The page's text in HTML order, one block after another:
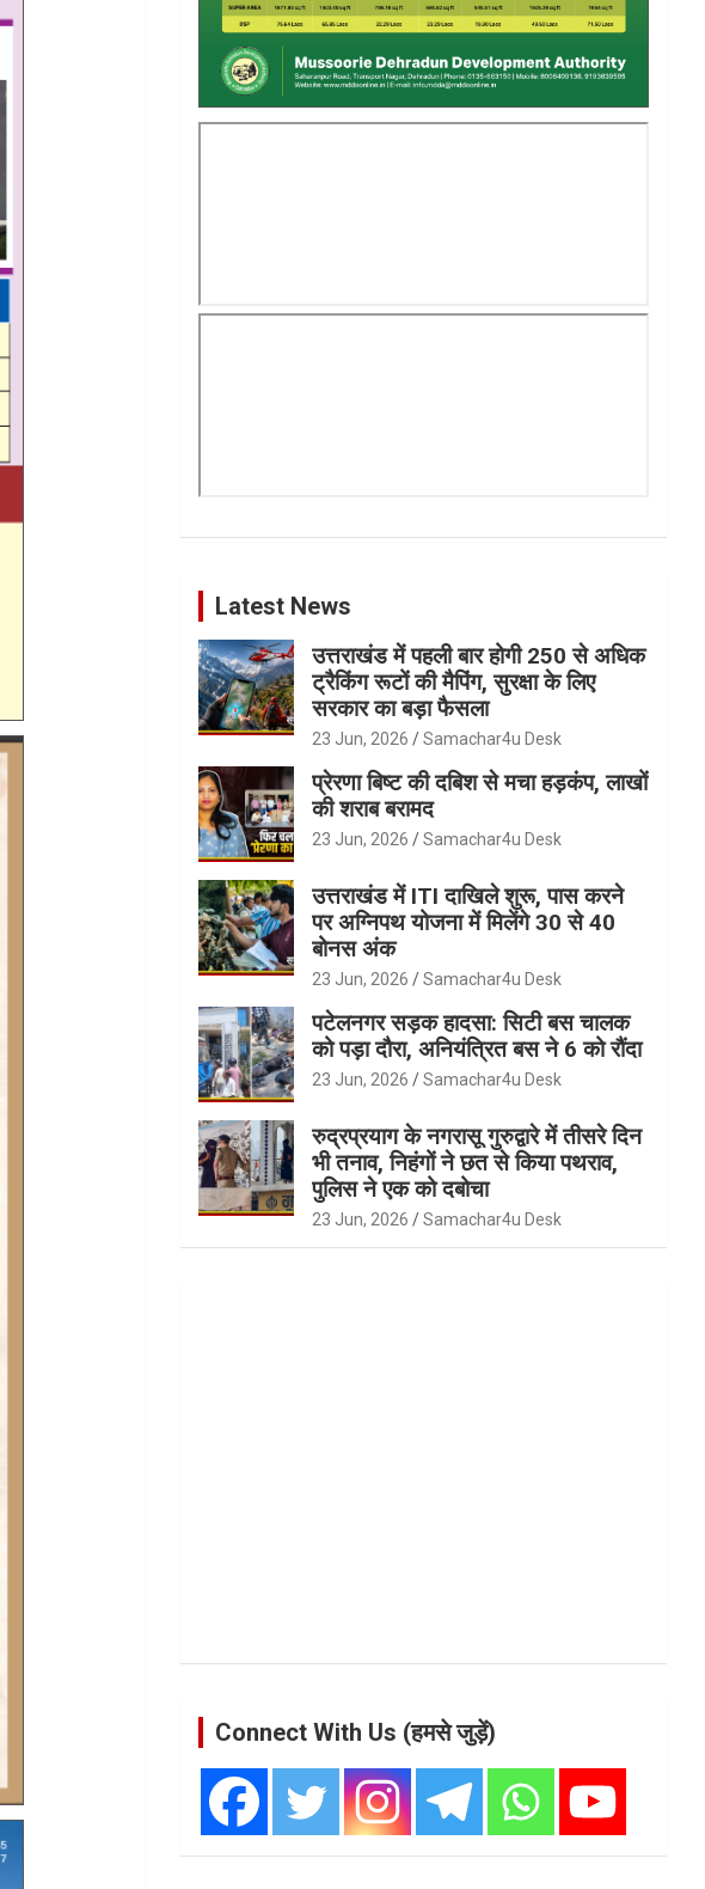
Latest News
उत्तराखंड में पहली बार होगी 250 से अधिक
ट्रैकिंग रूटों की मैपिंग, सुरक्षा के लिए
सरकार का बड़ा फैसला
23 Jun, 2026 Samachar4u Desk
प्रेरणा बिष्ट की दबिश से मचा हड़कंप, लाखों
की शराब बरामद
23 Jun, 2026 Samachar4u Desk
उत्तराखंड में ITI दाखिले शुरू, पास करने
पर अग्निपथ योजना में मिलेंगे 30 से 40
बोनस अंक
23 Jun, 2026 Samachar4u Desk
पटेलनगर सड़क हादसा: सिटी बस चालक
को पड़ा दौरा, अनियंत्रित बस ने 6 को रौंदा
23 Jun, 2026 Samachar4u Desk
रुद्रप्रयाग के नगरासू गुरुद्वारे में तीसरे दिन
भी तनाव, निहंगों ने छत से किया पथराव,
पुलिस ने एक को दबोचा
23 Jun, 2026 Samachar4u Desk
Connect With Us (हमसे जुड़ें)